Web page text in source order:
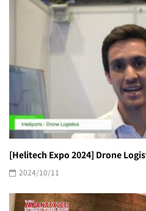
[Helitech Expo 2024] Drone
2024/10/11